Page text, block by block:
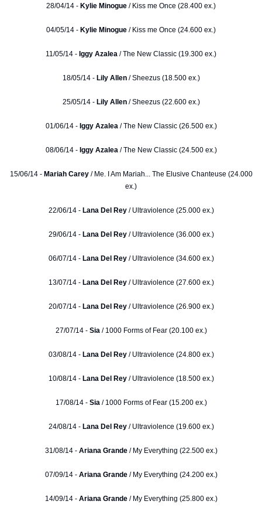
28/04/14 - Kylie Minogue / Kiss me Once (28.400 ex.)
04/05/14 - Kylie Minogue / Kiss me Once (24.600 ex.)
11/05/14 - Iggy Azalea / The New Classic (19.300 ex.)
18/05/14 - Lily Allen/ Sheezus (18.500 ex.)
25/05/14 - Lily Allen/ Sheezus (22.600 ex.)
01/06/14 - Iggy Azalea/ The New Classic (26.500 ex.)
08/06/14 - Iggy Azalea/ The New Classic (24.500 ex.)
15/06/14 - Mariah Carey/ Me. I Am Mariah... The Elusive Chanteuse (24.000
ex.)
22/06/14 - Lana Del Rey/ Ultraviolence (25.000 ex.)
29/06/14 - Lana Del Rey / Ultraviolence (36.000 ex.)
06/07/14 - Lana Del Rey/ Ultraviolence (34.600 ex.)
13/07/14 -Lana Del Rey / Ultraviolence (27.600 ex.)
20/07/14 -Lana Del Rey/ Ultraviolence (26.900 ex.)
27/07/14 - Sia / 1000 Forms of Fear (20.100 ex.)
03/08/14 - Lana Del Rey / Ultraviolence (24.800 ex.)
10/08/14 - Lana Del Rey/ Ultraviolence (18.500 ex.)
17/08/14 - Sia / 1000 Forms of Fear (15.200 ex.)
24/08/14 -Lana Del Rey/ Ultraviolence (19.600 ex.)
31/08/14 - Ariana Grande/ My Everything (22.500 ex.)
07/09/14 - Ariana Grande/ My Everything (24.200 ex.)
14/09/14 - Ariana Grande/ My Everything (25.800 ex.)